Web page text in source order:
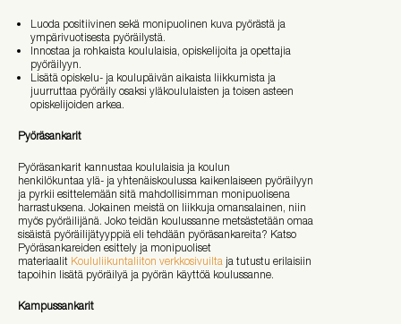
Luoda positiivinen sekä monipuolinen kuva pyörästä ja
ympärivuotisesta pyöräilystä.
Innostaa ja rohkaista koululaisia, opiskelijoita ja opettajia
pyöräilyyn.
Lisätä opiskelu- ja koulupäivän aikaista liikkumista ja
juurruttaa pyöräily osaksi yläkoululaisten ja toisen asteen
opiskelijoiden arkea.
Pyöräsankarit
Pyöräsankarit kannustaa koululaisia ja koulun
henkilökuntaa ylä- ja yhtenäiskoulussa kaikenlaiseen pyöräilyyn
ja pyrkii esittelemään sitä mahdollisimman monipuolisena
harrastuksena. Jokainen meistä on liikkuja omansalainen, niin
myös pyöräilijänä. Joko teidän koulussanne metsästetään omaa
sisäistä pyöräilijätyyppiä eli tehdään pyöräsankareita? Katso
Pyöräsankareiden esittely ja monipuoliset
materiaalit Koululiikuntaliiton verkkosivuilta ja tutustu erilaisiin
tapoihin lisätä pyöräilyä ja pyörän käyttöä koulussanne.
Kampussankarit